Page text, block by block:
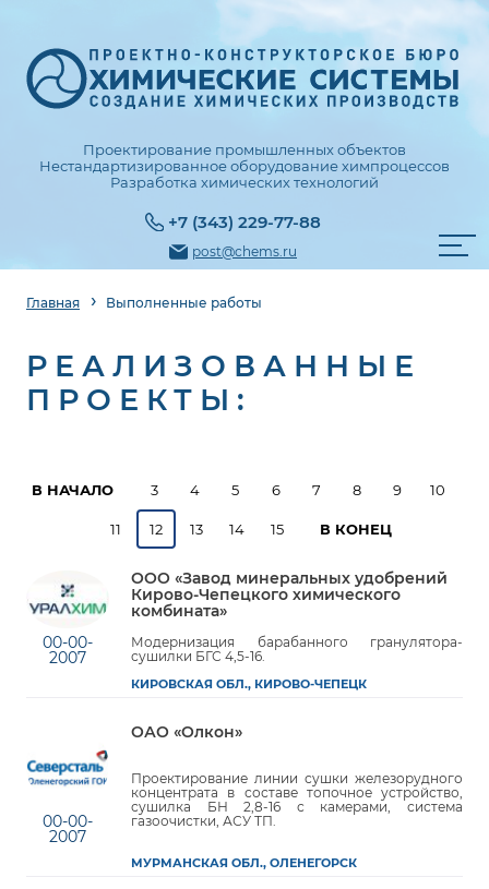
Проектирование промышленных объектов
Нестандартизированное оборудование химпроцессов
Разработка химических технологий
+7 (343) 229-77-88
post@chems.ru
Главная Выполненные работы
РЕАЛИЗОВАННЫЕ
ПРОЕКТЫ:
В НАЧАЛО 3 4 5 6 7 8 9 10
11 12 13 14 15 В КОНЕЦ
00-00-
2007
ООО «Завод минеральных удобрений
Кирово-Чепецкого химического
комбината»
Модернизация барабанного гранулятора-
сушилки БГС 4,5-16.
КИРОВСКАЯ ОБЛ., КИРОВО-ЧЕПЕЦК
00-00-
2007
ОАО «Олкон»
Проектирование линии сушки железорудного
концентрата в составе топочное устройство,
сушилка БН 2,8-16 с камерами, система
газоочистки, АСУ ТП.
МУРМАНСКАЯ ОБЛ., ОЛЕНЕГОРСК